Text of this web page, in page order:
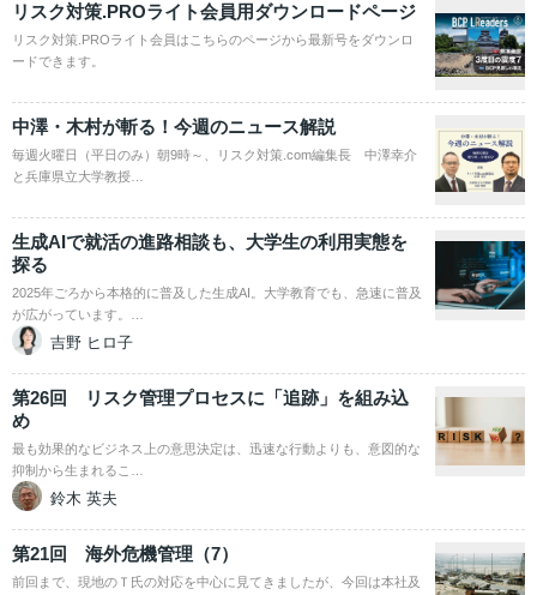
リスク対策.PROライト会員用ダウンロードページ
リスク対策.PROライト会員はこちらのページから最新号をダウンロ
ードできます。
中澤・木村が斬る！今週のニュース解説
毎週火曜日（平日のみ）朝9時～、リスク対策.com編集長 中澤幸介
と兵庫県立大学教授…
生成AIで就活の進路相談も、大学生の利用実態を
探る
2025年ごろから本格的に普及した生成AI。大学教育でも、急速に普及
が広がっています。…
吉野 ヒロ子
第26回 リスク管理プロセスに「追跡」を組み込
め
最も効果的なビジネス上の意思決定は、迅速な行動よりも、意図的な
抑制から生まれるこ…
鈴木 英夫
第21回 海外危機管理（7）
前回まで、現地のＴ氏の対応を中心に見てきましたが、今回は本社及